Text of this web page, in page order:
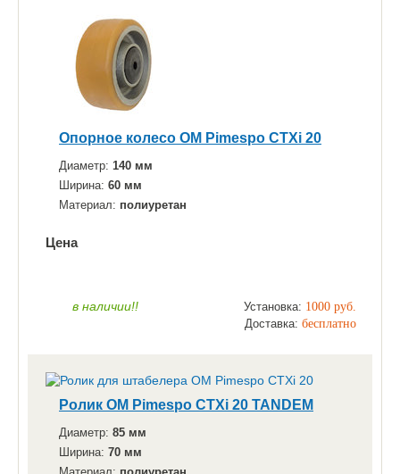
Опорное колесо OM Pimespo CTXi 20
Диаметр: 140 мм
Ширина: 60 мм
Материал: полиуретан
Цена
в наличии!! Установка: 1000 руб.
Доставка: бесплатно
Ролик OM Pimespo CTXi 20 TANDEM
Диаметр: 85 мм
Ширина: 70 мм